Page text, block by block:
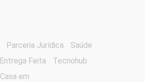
Parceria Jurídica
Saúde
Entrega Feita
Tecnohub
Casa em